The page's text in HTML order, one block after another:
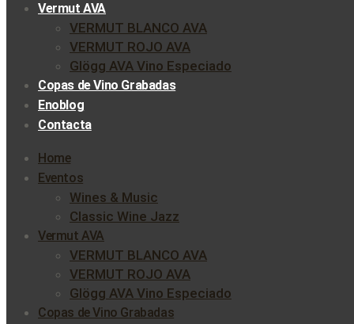
Vermut AVA
VERMUT BLANCO AVA
VERMUT ROJO AVA
Glögg AVA Vino Especiado
Copas de Vino Grabadas
Enoblog
Contacta
Home
Eventos
Wines & Music
Classic Wine Jazz
Vermut AVA
VERMUT BLANCO AVA
VERMUT ROJO AVA
Glögg AVA Vino Especiado
Copas de Vino Grabadas